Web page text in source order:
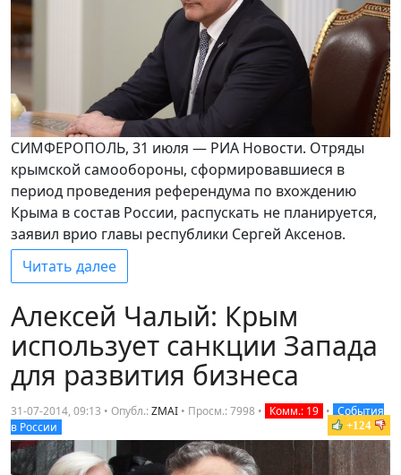
СИМФЕРОПОЛЬ, 31 июля — РИА Новости. Отряды
крымской самообороны, сформировавшиеся в
период проведения референдума по вхождению
Крыма в состав России, распускать не планируется,
заявил врио главы республики Сергей Аксенов.
Читать далее
Алексей Чалый: Крым
использует санкции Запада
для развития бизнеса
31-07-2014, 09:13 • Опубл.:ZMAI • Просм.: 7998 • Комм.: 19 • События
в России
+124